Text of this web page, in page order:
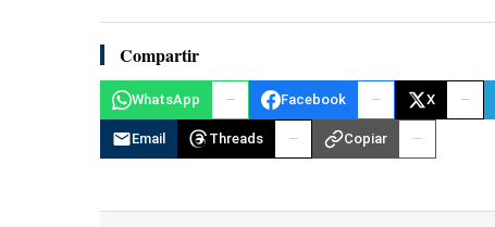
Compartir
WhatsApp Facebook X
Email Threads Copiar